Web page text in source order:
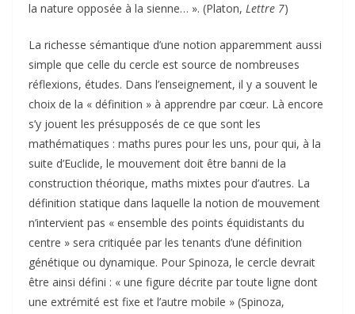
la nature opposée à la sienne… ». (Platon, Lettre 7)
La richesse sémantique d’une notion apparemment aussi
simple que celle du cercle est source de nombreuses
réflexions, études. Dans l’enseignement, il y a souvent le
choix de la « définition » à apprendre par cœur. Là encore
s’y jouent les présupposés de ce que sont les
mathématiques : maths pures pour les uns, pour qui, à la
suite d’Euclide, le mouvement doit être banni de la
construction théorique, maths mixtes pour d’autres. La
définition statique dans laquelle la notion de mouvement
n’intervient pas « ensemble des points équidistants du
centre » sera critiquée par les tenants d’une définition
génétique ou dynamique. Pour Spinoza, le cercle devrait
être ainsi défini : « une figure décrite par toute ligne dont
une extrémité est fixe et l’autre mobile » (Spinoza,